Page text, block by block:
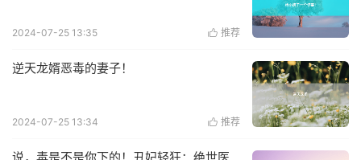
 推荐
2024-07-25 13:35
逆天龙婿恶毒的妻子！
 推荐
2024-07-25 13:34